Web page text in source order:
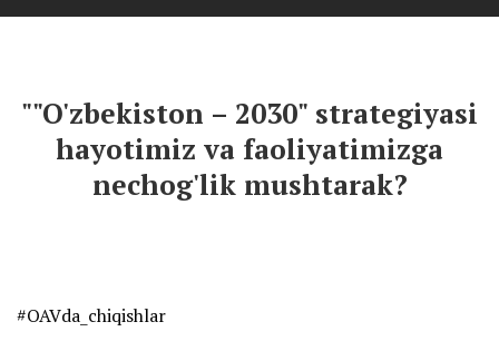
""O'zbekiston – 2030" strategiyasi
hayotimiz va faoliyatimizga
nechog'lik mushtarak?
#OAVda_chiqishlar